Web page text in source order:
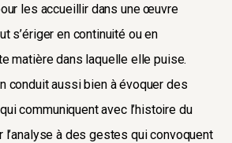
les accueillir dans une œuvre
s’ériger en continuité ou en
matière dans laquelle elle puise.
conduit aussi bien à évoquer des
communiquent avec l’histoire du
l’analyse à des gestes qui convoquent